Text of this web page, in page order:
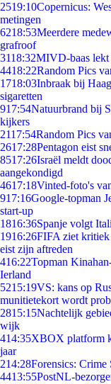
2519:10Copernicus:
metingen
6218:53Meerdere
grafroof
3118:32MIVD-baas lekt
4418:22Random Pics
1718:03Inbraak bij
sigaretten
917:54Natuurbrand bij
kijkers
2117:54Random Pics
2617:28Pentagon eist
8517:26Israël meldt
aangekondigd
4617:18Vinted-foto's
917:16Google-topman
start-up
1816:36Spanje volgt
1916:26FIFA ziet kritiek
eist zijn aftreden
416:22Topman
Ierland
5215:19VS: kans op
munitietekort wordt
2815:15Nachtelijk
wijk
414:35XBOX platform
jaar
214:28Forensics: Crime
4413:55PostNL-